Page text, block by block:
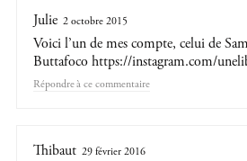
Julie 2 octobre 2015
Voici l’un de mes compte, celui de
Buttafocohttps://instagram.com/
Répondre
Thibaut 29 février 2016